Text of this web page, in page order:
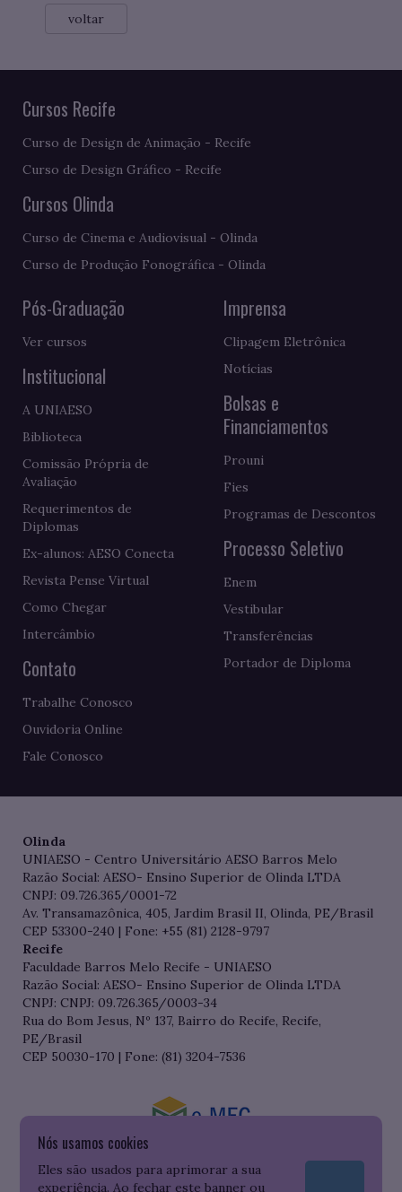
voltar
Nós usamos cookies
Eles são usados para aprimorar a sua
experiência. Ao fechar este banner ou
Cursos Recife
Curso de Design de Animação - Recife
Curso de Design Gráfico - Recife
Cursos Olinda
Curso de Cinema e Audiovisual - Olinda
Curso de Produção Fonográfica - Olinda
Pós-Graduação
Ver cursos
Institucional
A UNIAESO
Biblioteca
Comissão Própria de
Avaliação
Requerimentos de
Diplomas
Ex-alunos: AESO Conecta
Revista Pense Virtual
Como Chegar
Intercâmbio
Contato
Trabalhe Conosco
Ouvidoria Online
Fale Conosco
Imprensa
Clipagem Eletrônica
Notícias
Bolsas e
Financiamentos
Prouni
Fies
Programas de Descontos
Processo Seletivo
Enem
Vestibular
Transferências
Portador de Diploma
Olinda
UNIAESO - Centro Universitário AESO Barros Melo
Razão Social: AESO- Ensino Superior de Olinda LTDA
CNPJ: 09.726.365/0001-72
Av. Transamazônica, 405, Jardim Brasil II, Olinda, PE/Brasil
CEP 53300-240 | Fone: +55 (81) 2128-9797
Recife
Faculdade Barros Melo Recife - UNIAESO
Razão Social: AESO- Ensino Superior de Olinda LTDA
CNPJ: CNPJ: 09.726.365/0003-34
Rua do Bom Jesus, Nº 137, Bairro do Recife, Recife,
PE/Brasil
CEP 50030-170 | Fone: (81) 3204-7536
Consulte o cadastro da Instituição no Sistema do e-MEC